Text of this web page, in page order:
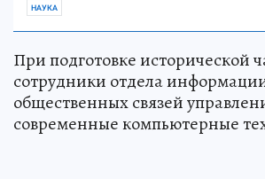
НАУКА
При подготовке исторической
сотрудники отдела
общественных связей
современные компьютерные